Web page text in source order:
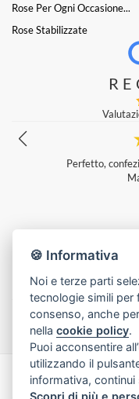
Rose Per Ogni Occasione...
Rose Stabilizzate
Mi sono servita qui più
he le persone che ci
Lascia una recensione
Made with byInfoser.it-
🍪 Informativa
Noi e terze parti
tecnologie simili per
consenso, anche
nellacookie policy.
Puoi acconsentire
utilizzando il
informativa, continui
Scopri di più e